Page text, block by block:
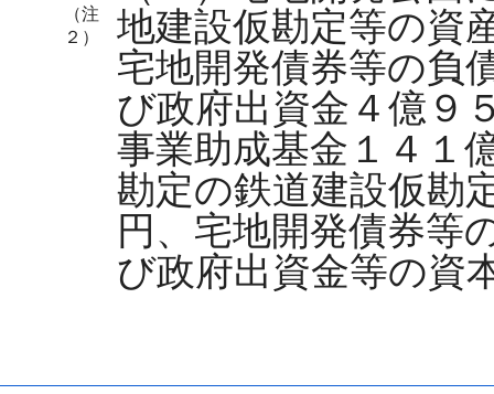
（注
２）
地建設仮勘定等の資
宅地開発債券等の負
び政府出資金４億９
事業助成基金１４１
勘定の鉄道建設仮勘
円、宅地開発債券等
び政府出資金等の資